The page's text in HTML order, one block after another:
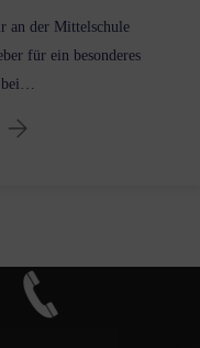
an der Mittelschule
für ein besonderes
bei…